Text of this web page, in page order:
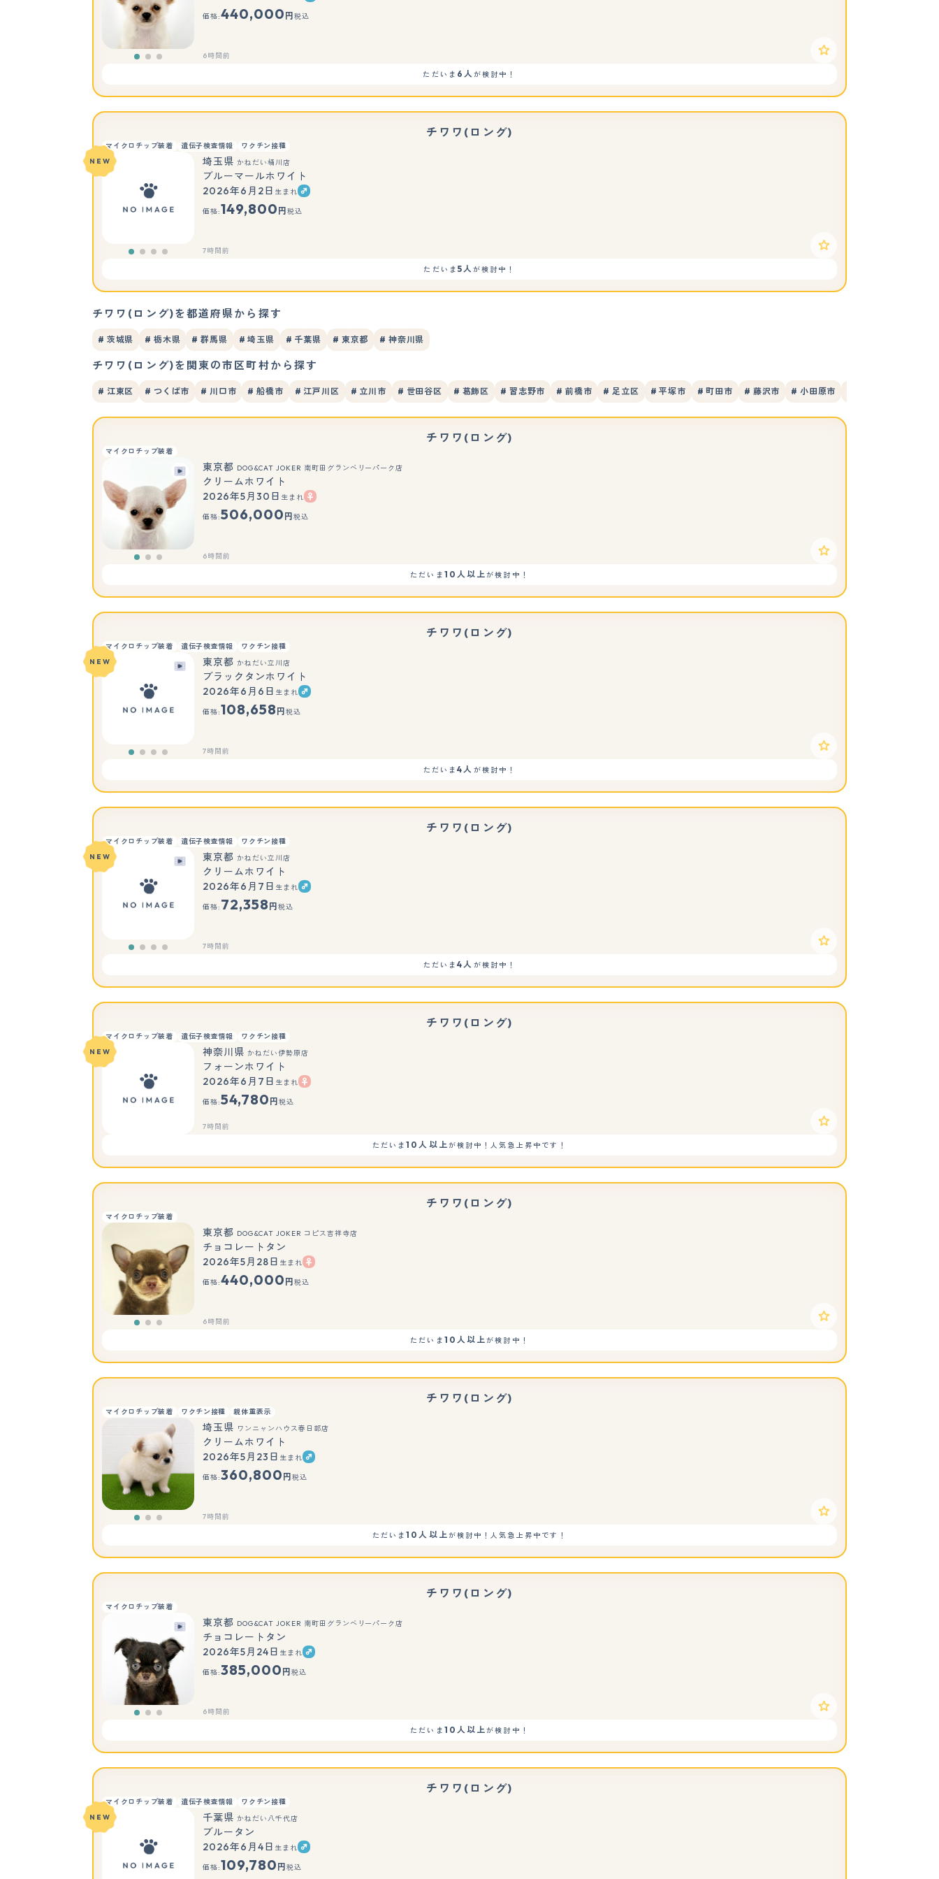
価格:440,000 円 税込
6時間前
ただいま 6人が検討中！
チワワ(ロング)
マイクロチップ装着 遺伝子検査情報 ワクチン接種
NEW 埼玉県 かねだい桶川店
ブルーマールホワイト
2026年6月2日 生まれ
価格:149,800 円 税込
7時間前
ただいま 5人が検討中！
チワワ(ロング)を都道府県から探す
# 茨城県 # 栃木県 # 群馬県 # 埼玉県 # 千葉県 # 東京都 # 神奈川県
チワワ(ロング)を関東の市区町村から探す
# 江東区 # つくば市 # 川口市 # 船橋市 # 江戸川区 # 立川市 # 世田谷区 # 葛飾区 # 習志野市 # 前橋市 # 足立区 # 平塚市 # 町田市 # 藤沢市 # 小田原市
チワワ(ロング)
マイクロチップ装着
もっと見る
東京都 DOG&CAT JOKER 南町田グランベリーパーク店
クリームホワイト
2026年5月30日 生まれ
価格:506,000 円 税込
6時間前
ただいま 10人以上が検討中！
チワワ(ロング)
マイクロチップ装着 遺伝子検査情報 ワクチン接種
NEW 東京都 かねだい立川店
ブラックタンホワイト
2026年6月6日 生まれ
価格:108,658 円 税込
7時間前
ただいま4人 が検討中！
チワワ(ロング)
マイクロチップ装着 遺伝子検査情報 ワクチン接種
NEW 東京都 かねだい立川店
クリームホワイト
2026年6月7日 生まれ
価格: 72,358 円 税込
7時間前
ただいま4人 が検討中！
チワワ(ロング)
マイクロチップ装着 遺伝子検査情報
ワクチン接種
NEW
神奈川県 かねだい伊勢原店
フォーンホワイト
2026年6月7日 生まれ
価格:54,780 円 税込
7時間前
ただいま10人以上が検討中！人気急上昇中です！
チワワ(ロング)
マイクロチップ装着
もっと見る
東京都 DOG&CAT JOKER コピス吉祥寺店
チョコレートタン
2026年5月28日 生まれ
価格:440,000 円 税込
6時間前
ただいま 10人以上が検討中！
チワワ(ロング)
マイクロチップ装着 ワクチン接種 親体重表示
もっと見る
埼玉県 ワンニャンハウス春日部店
クリームホワイト
2026年5月23日 生まれ
価格:360,800 円 税込
7時間前
ただいま10人以上が検討中！人気急上昇中です！
チワワ(ロング)
マイクロチップ装着
もっと見る
東京都 DOG&CAT JOKER 南町田グランベリーパーク店
チョコレートタン
2026年5月24日 生まれ
価格:385,000 円 税込
6時間前
ただいま 10人以上が検討中！
チワワ(ロング)
マイクロチップ装着 遺伝子検査情報 ワクチン接種
もっと見る
NEW 千葉県 かねだい八千代店
ブルータン
2026年6月4日 生まれ
価格:109,780 円 税込